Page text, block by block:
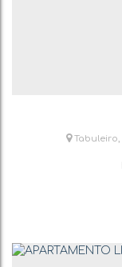
Tabuleiro